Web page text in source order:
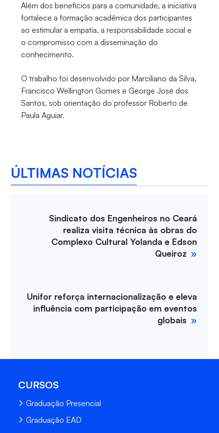
Além dos benefícios para a comunidade, a iniciativa
fortalece a formação acadêmica dos participantes
ao estimular a empatia, a responsabilidade social e
o compromisso com a disseminação do
conhecimento.
O trabalho foi desenvolvido por Marciliano da Silva,
Francisco Wellington Gomes e George José dos
Santos, sob orientação do professor Roberto de
Paula Aguiar.
ÚLTIMAS NOTÍCIAS
Sindicato dos Engenheiros no Ceará
realiza visita técnica às obras do
Complexo Cultural Yolanda e Edson
Queiroz
Unifor reforça internacionalização e eleva
influência com participação em eventos
globais
CURSOS
Graduação Presencial
Graduação EAD